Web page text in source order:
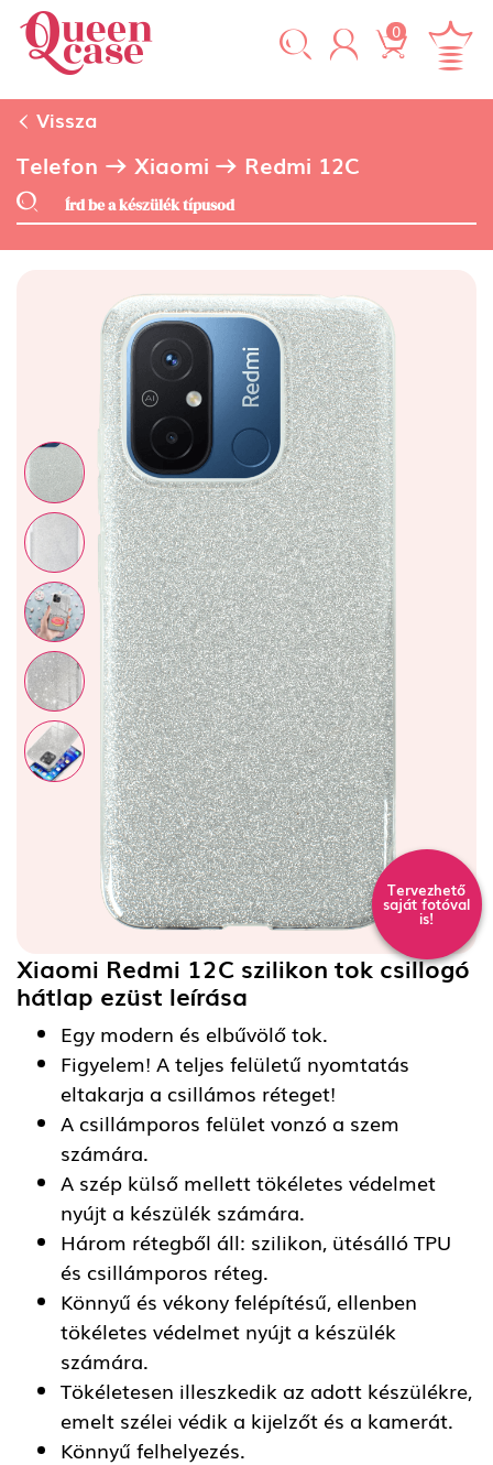
0
Vissza
Telefon Xiaomi Redmi 12C
Tervezhető
saját fotóval
is!
Xiaomi Redmi 12C szilikon tok csillogó
hátlap ezüst leírása
Egy modern és elbűvölő tok.
Figyelem! A teljes felületű nyomtatás
eltakarja a csillámos réteget!
A csillámporos felület vonzó a szem
számára.
A szép külső mellett tökéletes védelmet
nyújt a készülék számára.
Három rétegből áll: szilikon, ütésálló TPU
és csillámporos réteg.
Könnyű és vékony felépítésű, ellenben
tökéletes védelmet nyújt a készülék
számára.
Tökéletesen illeszkedik az adott készülékre,
emelt szélei védik a kijelzőt és a kamerát.
Könnyű felhelyezés.